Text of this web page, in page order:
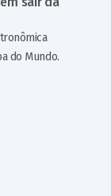
do Mundo.